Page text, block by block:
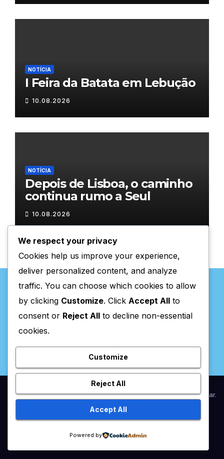
NOTÍCIA
I Feira da Batata em Lebução
10.08.2026
NOTÍCIA
Depois de Lisboa, o caminho
continua rumo a Seul
10.08.2026
Valpaços Online
Proudly powered by WordPress|Theme:NewsupbyThemeansar.
HomeAnunciar / AssinaturasEstatuto EditorialFicha Técnica
Política de privacidadeUtilidades
We respect your privacy
Cookies help us improve your experience,
deliver personalized content, and analyze
traffic. You can choose which cookies to allow
by clicking Customize. Click Accept All to
consent or Reject All to decline non-essential
cookies.
Customize
Reject All
Accept All
Powered by